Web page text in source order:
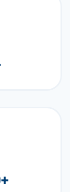
+50000 כבר ניסו